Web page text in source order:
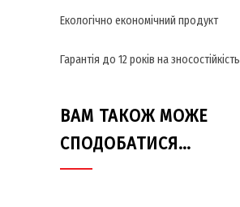
Екологічно економічний продукт
Гарантія до 12 років на зносостійкість
ВАМ ТАКОЖ МОЖЕ
СПОДОБАТИСЯ…